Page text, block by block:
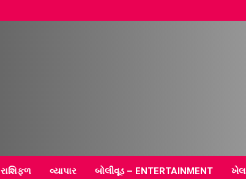
રાશિફળ વ્યાપાર બોલીવૂડ – ENTERTAINMENT ખેલ